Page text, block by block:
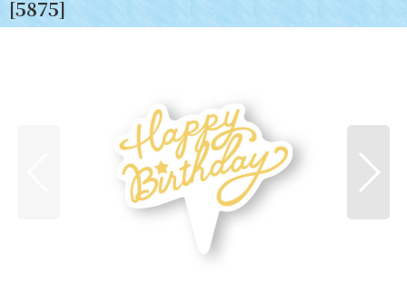
[5875]